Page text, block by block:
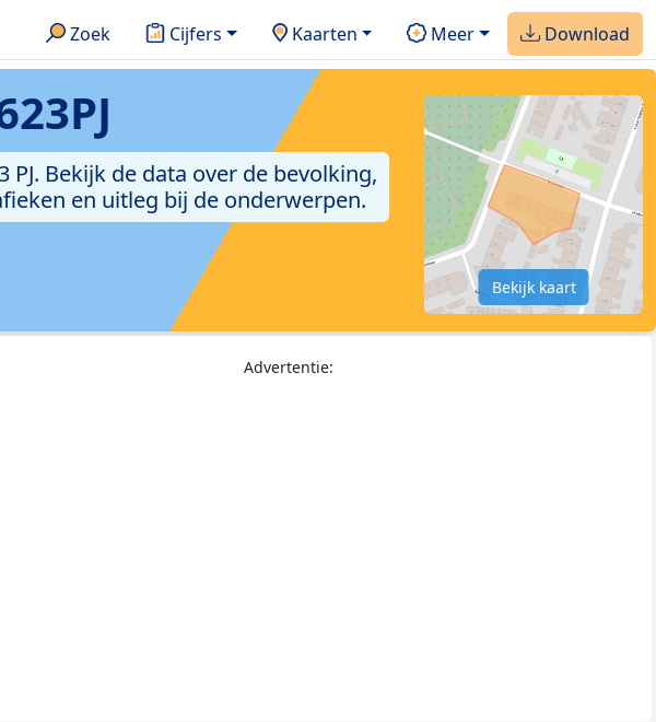
Zoek Cijfers Kaarten Meer Download
Bekijk de data over de bevolking,
en uitleg bij de onderwerpen.
Bekijk kaart
Advertentie: